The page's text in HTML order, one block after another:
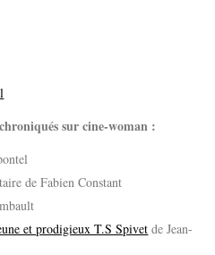
sur cine-woman :
de Fabien Constant
et prodigieux T.S Spivet de Jean-